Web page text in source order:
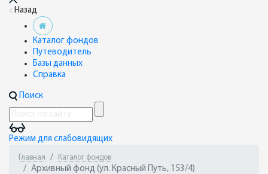
Назад
Каталог фондов
Путеводитель
Базы данных
Справка
Поиск
Режим для слабовидящих
Главная Каталог фондов
Архивный фонд (ул. Красный Путь, 153/4)